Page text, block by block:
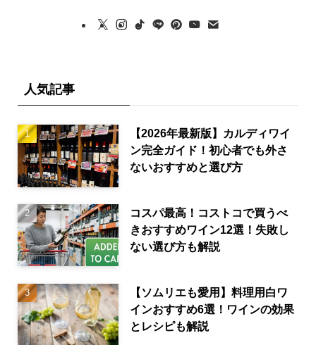
人気記事
【2026年最新版】カルディワイ
ン完全ガイド！初心者でも外さ
ないおすすめと選び方
コスパ最高！コストコで買うべ
きおすすめワイン12選！失敗し
ない選び方も解説
【ソムリエも愛用】料理用白ワ
インおすすめ6選！ワインの効果
とレシピも解説